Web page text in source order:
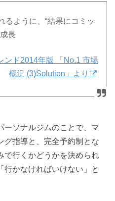
るように、“結果にコミッ
長
ンド2014年版 「No.1 市場
概況 (3)Solution」より
ーソナルジムのことで、マ
グ指導と、完全予約制とな
で行くかどうかを決められ
行かなければいけない」と